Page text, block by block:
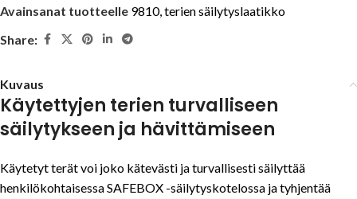
Avainsanat tuotteelle 9810,terien säilytyslaatikko
Share:
Kuvaus
Käytettyjen terien turvalliseen
säilytykseen ja hävittämiseen
Käytetyt terät voi joko kätevästi ja turvallisesti säilyttää
henkilökohtaisessa SAFEBOX -säilytyskotelossa ja tyhjentää